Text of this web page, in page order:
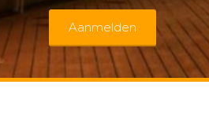
Aanmelden